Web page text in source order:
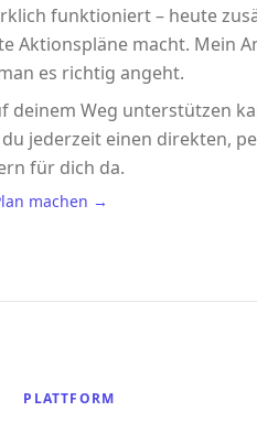
funktioniert – heute
Aktionspläne macht. Mein
es richtig angeht.
deinem Weg unterstützen
jederzeit einen direkten,
für dich da.
machen →
PLATTFORM